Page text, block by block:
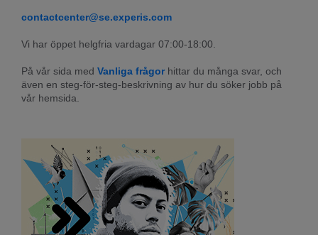
contactcenter@se.experis.com
Vi har öppet helgfria vardagar 07:00-18:00.
På vår sida med Vanliga frågor hittar du många svar, och
även en steg-för-steg-beskrivning av hur du söker jobb på
vår hemsida.